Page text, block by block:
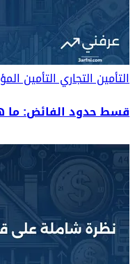
التأمين التجاريالتأمين
قسط حدود الفائض: ما